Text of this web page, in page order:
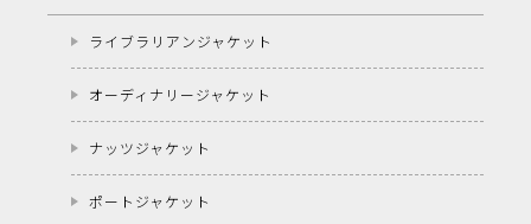
ライブラリアンジャケット
オーディナリージャケット
ナッツジャケット
ポートジャケット